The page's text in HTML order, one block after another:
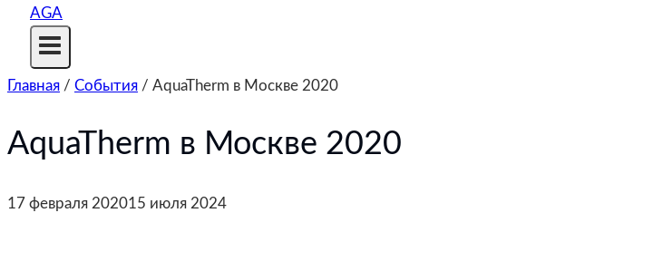
Главная / События / AquaTherm в Москве 2020
AquaTherm в Москве 2020
17 февраля 202015 июля 2024